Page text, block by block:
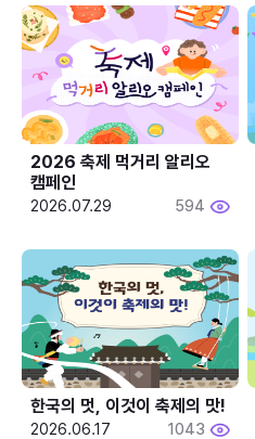
2026 축제 먹거리 알리오
캠페인
2026.07.29 594
한국의 멋, 이것이 축제의 맛!
2026.06.17 1043